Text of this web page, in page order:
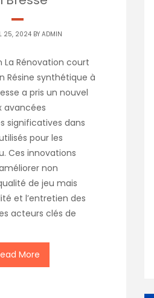
25, 2024 BY ADMIN
Rénovation court
Résine synthétique à
a pris un nouvel
avancées
significatives dans
pour les
Ces innovations
non
de jeu mais
et l’entretien des
acteurs clés de
More